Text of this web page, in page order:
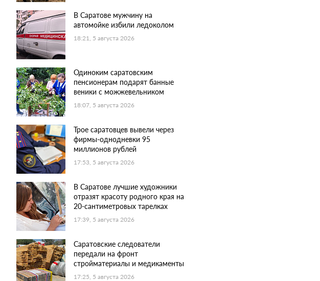
В Саратове мужчину на
автомойке избили ледоколом
18:21, 5 августа 2026
Одиноким саратовским
пенсионерам подарят банные
веники с можжевельником
18:07, 5 августа 2026
Трое саратовцев вывели через
фирмы-однодневки 95
миллионов рублей
17:53, 5 августа 2026
В Саратове лучшие художники
отразят красоту родного края на
20-сантиметровых тарелках
17:39, 5 августа 2026
Саратовские следователи
передали на фронт
стройматериалы и медикаменты
17:25, 5 августа 2026